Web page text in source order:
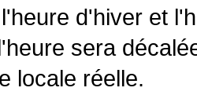
d'hiver et
sera
locale réelle.